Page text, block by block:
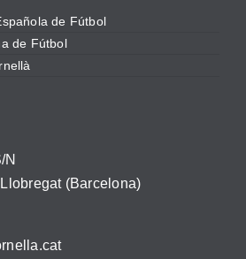
de Fútbol
de Fútbol
N
(Barcelona)